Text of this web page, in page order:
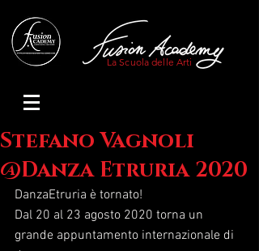
La Scuola delle Arti
Stefano Vagnoli
@Danza Etruria 2020
DanzaEtruria è tornato!
Dal 20 al 23 agosto 2020 torna un
grande appuntamento internazionale di